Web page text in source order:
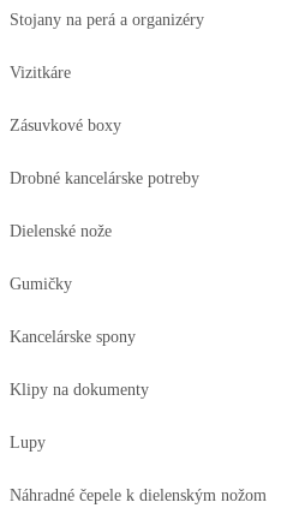
Stojany na perá a organizéry
Vizitkáre
Zásuvkové boxy
Drobné kancelárske potreby
Dielenské nože
Gumičky
Kancelárske spony
Klipy na dokumenty
Lupy
Náhradné čepele k dielenským nožom